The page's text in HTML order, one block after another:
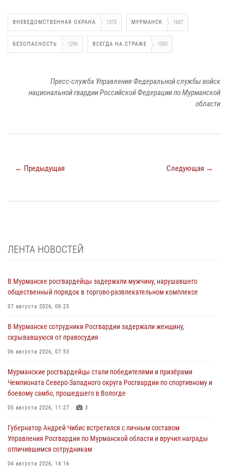
ВНЕВЕДОМСТВЕННАЯ ОХРАНА 1370 МУРМАНСК 1687
БЕЗОПАСНОСТЬ 1296 ВСЕГДА НА СТРАЖЕ 1395
Пресс-служба Управления Федеральной службы войск
национальной гвардии Российской Федерации по Мурманской
области
← Предыдущая Следующая →
ЛЕНТА НОВОСТЕЙ
В Мурманске росгвардейцы задержали мужчину, нарушавшего
общественный порядок в торгово-развлекательном комплексе
07 августа 2026, 08:25
В Мурманске сотрудники Росгвардии задержали женщину,
скрывавшуюся от правосудия
06 августа 2026, 07:53
Мурманские росгвардейцы стали победителями и призёрами
Чемпионата Северо-Западного округа Росгвардии по спортивному и
боевому самбо, прошедшего в Вологде
05 августа 2026, 11:27 3
Губернатор Андрей Чибис встретился с личным составом
Управления Росгвардии по Мурманской области и вручил награды
отличившимся сотрудникам
04 августа 2026, 14:16